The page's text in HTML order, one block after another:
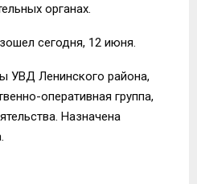
органах.
сегодня, 12 июня.
УВД Ленинского района,
оперативная группа,
Назначена